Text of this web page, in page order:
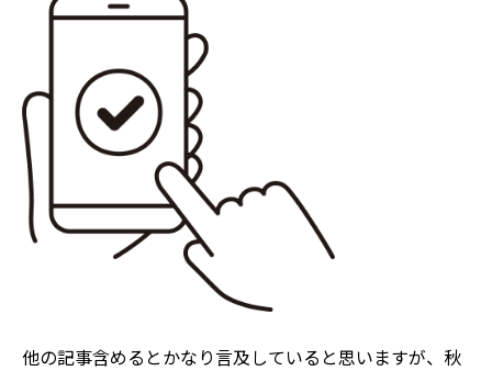
他の記事含めるとかなり言及していると思いますが、秋